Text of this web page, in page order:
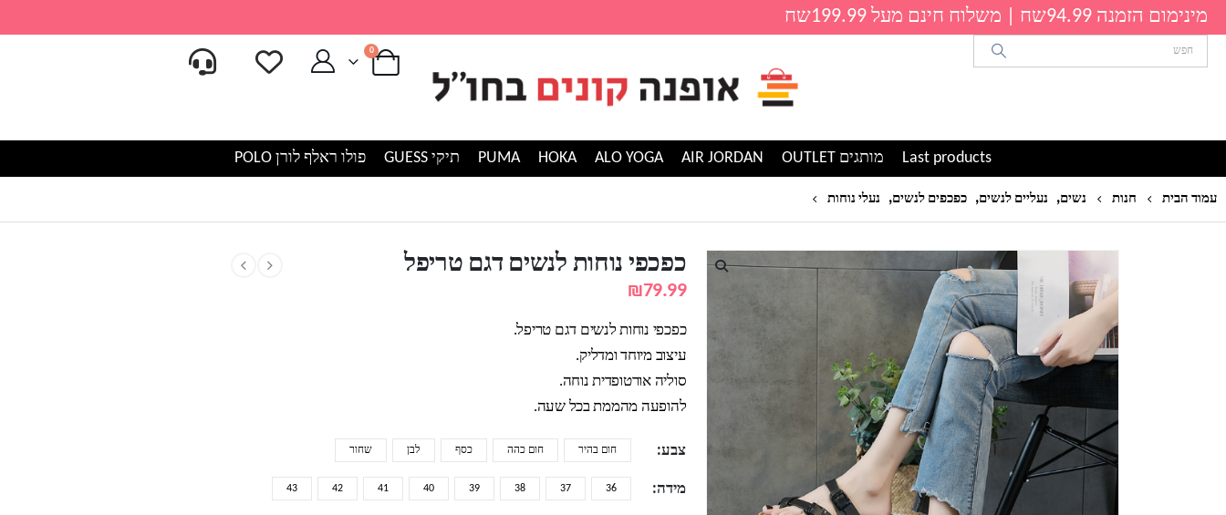
מינימום הזמנה 94.99שח | משלוח חינם מעל 199.99שח
0
Last products מותגים OUTLET AIR JORDAN
ALO YOGA
HOKA
PUMA תיקי GUESS פולו ראלף לורן POLO
עמוד הבית חנות נשים, נעליים לנשים, כפכפים לנשים, נעלי נוחות
כפכפי נוחות לנשים דגם טריפל
₪79.99
כפכפי נוחות לנשים דגם טריפל.
עיצוב מיוחד ומדליק.
סוליה אורטופדית נוחה.
להופעה מהממת בכל שעה.
צבע חום בהיר חום כהה כסף לבן שחור
מידה 36
37
38
39
40
41
42
43